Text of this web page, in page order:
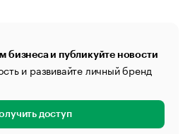
бизнеса и публикуйте новости
и развивайте личный бренд
доступ